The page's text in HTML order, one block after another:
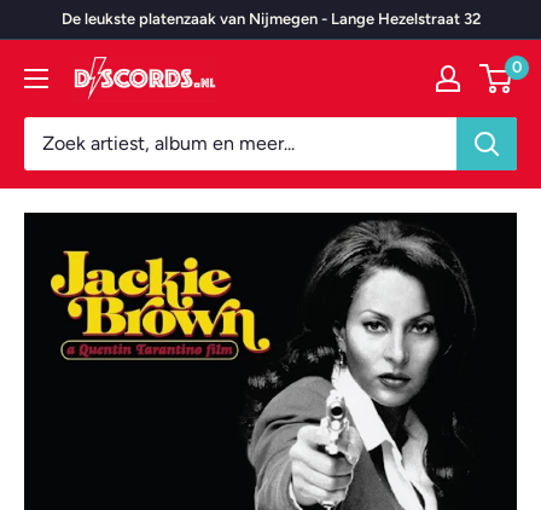
content
De leukste platenzaak van Nijmegen - Lange Hezelstraat 32
Discords.nl 0